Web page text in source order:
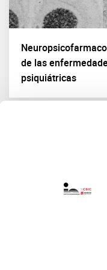
de las
psiquiátricas